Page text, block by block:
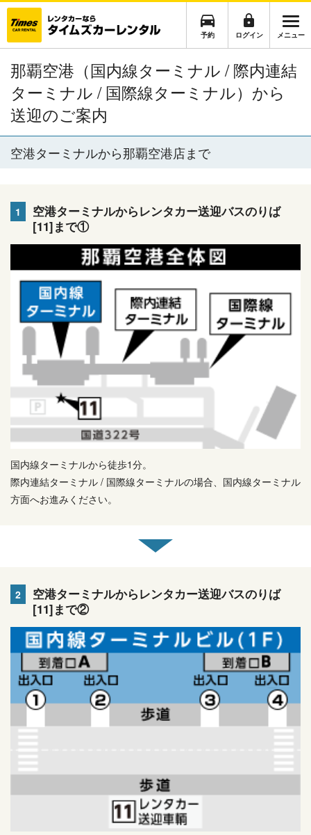
予約 ログイン メニュー
那覇空港（国内線ターミナル / 際内連結
ターミナル / 国際線ターミナル）から
送迎のご案内
空港ターミナルから那覇空港店まで
1
空港ターミナルからレンタカー送迎バスのりば
[11]まで①
国内線ターミナルから徒歩1分。
際内連結ターミナル / 国際線ターミナルの場合、国内線ターミナル
方面へお進みください。
2
空港ターミナルからレンタカー送迎バスのりば
[11]まで②